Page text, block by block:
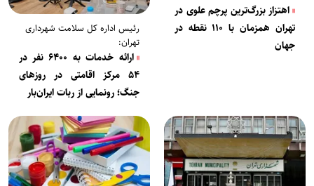
اهتزاز بزرگ‌ترین پرچم علوی در
تهران همزمان با ۱۱۰ نقطه در
جهان
رئیس اداره کل سلامت شهرداری
تهران:
ارائه خدمات به ۶۴۰۰ نفر در
۵۴ مرکز اقامتی در روزهای
جنگ؛ رونمایی از ربات ایران‌بار